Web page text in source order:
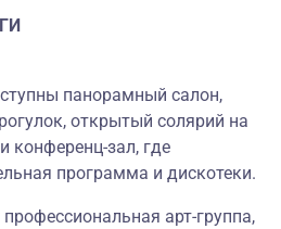
панорамный салон,
открытый солярий на
конференц-зал, где
программа и дискотеки.
арт-группа,